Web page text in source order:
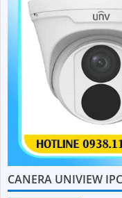
CANERA UNIVIEW